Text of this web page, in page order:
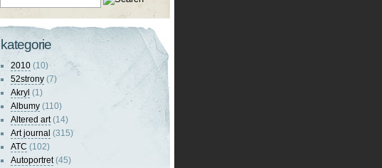
kategorie
2010 (10)
52strony (7)
Akryl (1)
Albumy (110)
Altered art(14)
Art journal (315)
ATC (102)
Autoportret(45)